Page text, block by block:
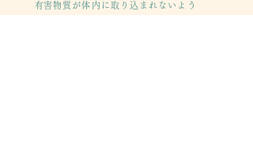
​有害物質が体内に取り込まれないよう